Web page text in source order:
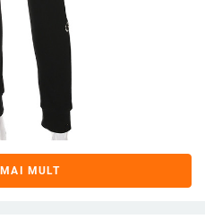
MULT